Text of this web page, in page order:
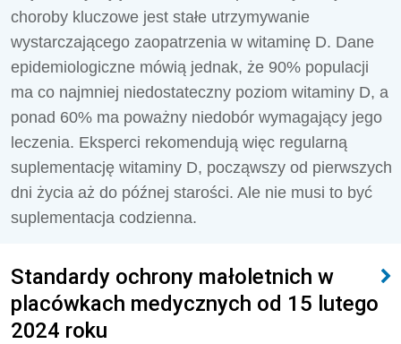
choroby kluczowe jest stałe utrzymywanie
wystarczającego zaopatrzenia w witaminę D. Dane
epidemiologiczne mówią jednak, że 90% populacji
ma co najmniej niedostateczny poziom witaminy D, a
ponad 60% ma poważny niedobór wymagający jego
leczenia. Eksperci rekomendują więc regularną
suplementację witaminy D, począwszy od pierwszych
dni życia aż do późnej starości. Ale nie musi to być
suplementacja codzienna.
Standardy ochrony małoletnich w
placówkach medycznych od 15 lutego
2024 roku